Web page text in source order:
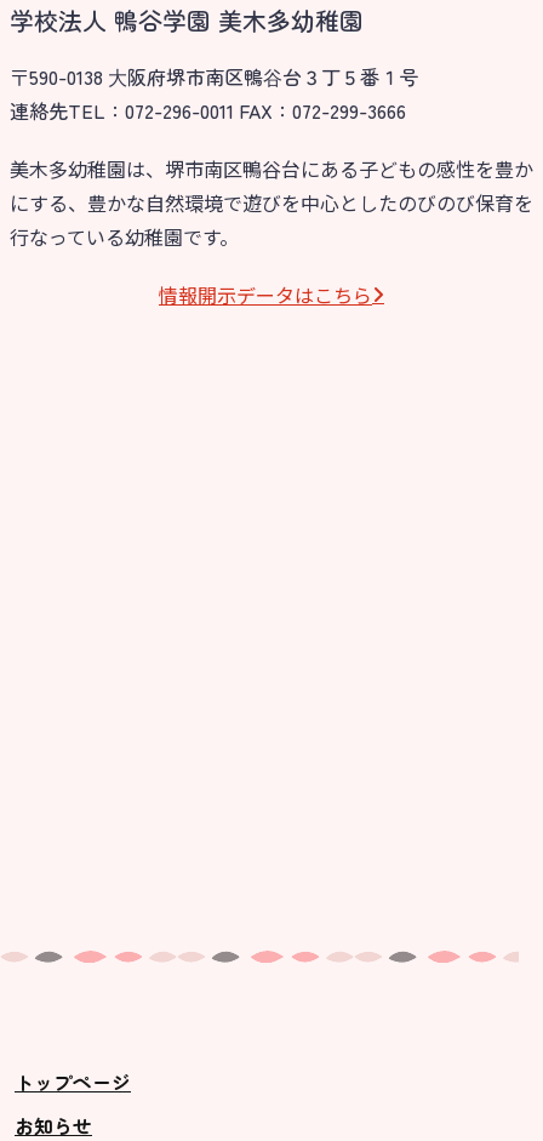
学校法人 鴨谷学園 美木多幼稚園
〒590-0138 ⼤阪府堺市南区鴨⾕台３丁５番１号
連絡先TEL：072-296-0011 FAX：072-299-3666
美木多幼稚園は、堺市南区鴨谷台にある子どもの感性を豊か
にする、豊かな自然環境で遊びを中心としたのびのび保育を
行なっている幼稚園です。
情報開⽰データはこちら
トップページ
お知らせ
お知らせ
今日の幼稚園
園児募集要項
教職員募集
園のこと
未就園児クラス
ス ]
2歳児ひとり登園［ゆず組 ]